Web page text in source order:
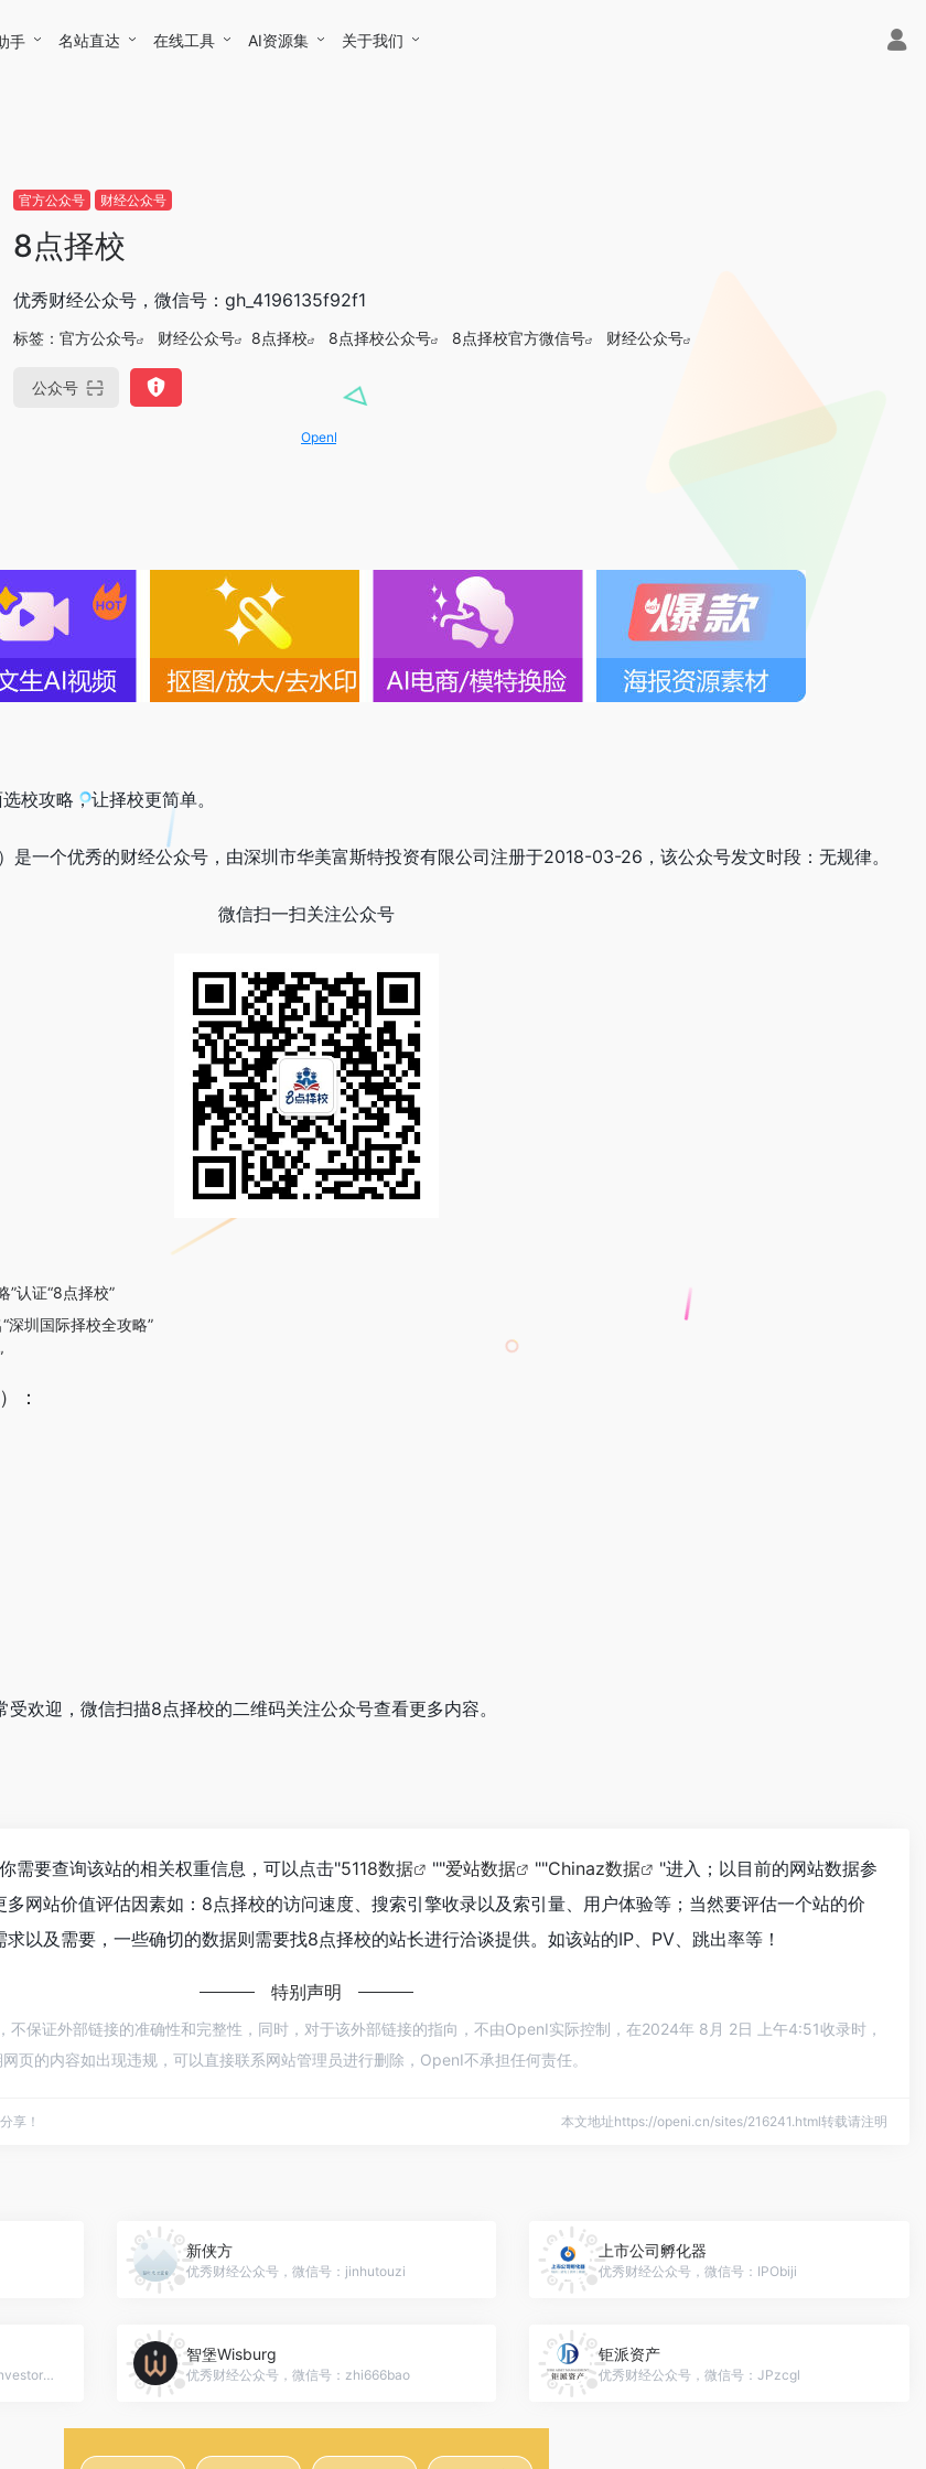
手 名站直达 在线工具 AI资源集 关于我们
官方公众号 财经公众号
8点择校
优秀财经公众号，微信号：gh_4196135f92f1
标签： 官方公众号 财经公众号 8点择校 8点择校公众号 8点择校官方微信号 财经公众号
公众号
OpenIAPI，一站式大模型API聚合平台
校攻略，让择校更简单。
一个优秀的财经公众号，由深圳市华美富斯特投资有限公司注册于2018-03-26，该公众号发文时段：无规律。
微信扫一扫关注公众号
”认证“8点择校”
深圳国际择校全攻略”
：
欢迎，微信扫描8点择校的二维码关注公众号查看更多内容。
需要查询该站的相关权重信息，可以点击"5118数据 ""爱站数据 ""Chinaz数据
"进入；以目前的网站数据参
网站价值评估因素如：8点择校的访问速度、搜索引擎收录以及索引量、用户体验等；当然要评估一个站的价
以及需要，一些确切的数据则需要找8点择校的站长进行洽谈提供。如该站的IP、PV、跳出率等！
特别声明
保证外部链接的准确性和完整性，同时，对于该外部链接的指向，不由OpenI实际控制，在2024年 8月 2日 上午4:51收录时，
页的内容如出现违规，可以直接联系网站管理员进行删除，OpenI不承担任何责任。
享！ 本文地址https://openi.cn/sites/216241.html转载请注明
新侠方
优秀财经公众号，微信号：jinhutouzi
上市公司孵化器
优秀财经公众号，微信号：IPObiji
优秀财经公众号，微信号：TheYoungInvestorClub
智堡Wisburg
优秀财经公众号，微信号：zhi666bao
钜派资产
优秀财经公众号，微信号：JPzcgl